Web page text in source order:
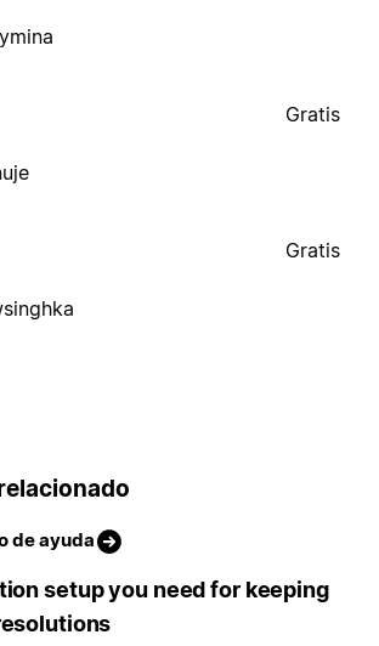
Gratis
Gratis
de ayuda
setup you need for keeping